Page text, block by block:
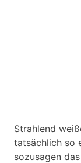
Strahlend
tatsächlich so
sozusagen